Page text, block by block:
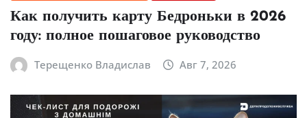
Как получить карту Бедроньки в 2026
году: полное пошаговое руководство
Терещенко Владислав Авг 7, 2026